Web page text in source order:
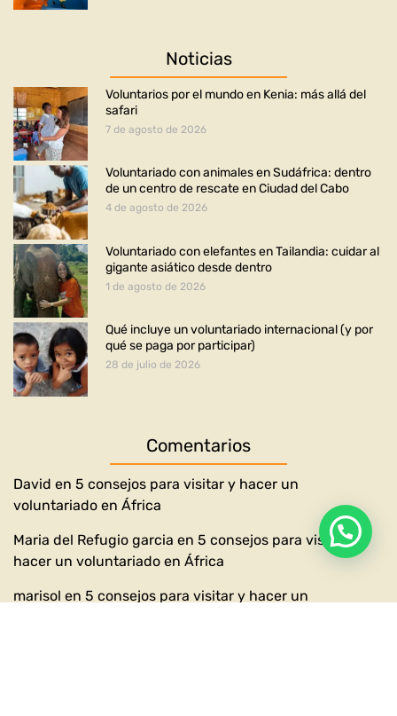
Noticias
Voluntarios por el mundo en Kenia: más allá del
safari
7 de agosto de 2026
Voluntariado con animales en Sudáfrica: dentro
de un centro de rescate en Ciudad del Cabo
4 de agosto de 2026
Voluntariado con elefantes en Tailandia: cuidar al
gigante asiático desde dentro
1 de agosto de 2026
Qué incluye un voluntariado internacional (y por
qué se paga por participar)
28 de julio de 2026
Comentarios
David en 5 consejos para visitar y hacer un
voluntariado en África
Maria del Refugio garcia en 5 consejos para visitar y
hacer un voluntariado en África
marisol en 5 consejos para visitar y hacer un